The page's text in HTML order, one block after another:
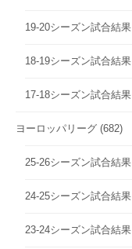
19-20シーズン試合結果
18-19シーズン試合結果
17-18シーズン試合結果
ヨーロッパリーグ (682)
25-26シーズン試合結果
24-25シーズン試合結果
23-24シーズン試合結果